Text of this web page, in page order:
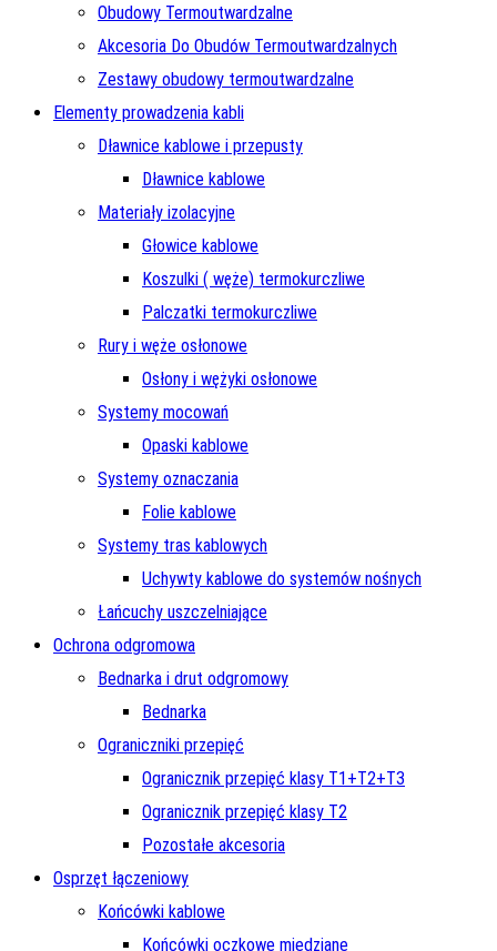
Obudowy Termoutwardzalne
Akcesoria Do Obudów Termoutwardzalnych
Zestawy obudowy termoutwardzalne
Elementy prowadzenia kabli
Dławnice kablowe i przepusty
Dławnice kablowe
Materiały izolacyjne
Głowice kablowe
Koszulki ( węże) termokurczliwe
Palczatki termokurczliwe
Rury i węże osłonowe
Osłony i wężyki osłonowe
Systemy mocowań
Opaski kablowe
Systemy oznaczania
Folie kablowe
Systemy tras kablowych
Uchywty kablowe do systemów nośnych
Łańcuchy uszczelniające
Ochrona odgromowa
Bednarka i drut odgromowy
Bednarka
Ograniczniki przepięć
Ogranicznik przepięć klasy T1+T2+T3
Ogranicznik przepięć klasy T2
Pozostałe akcesoria
Osprzęt łączeniowy
Końcówki kablowe
Końcówki oczkowe miedziane